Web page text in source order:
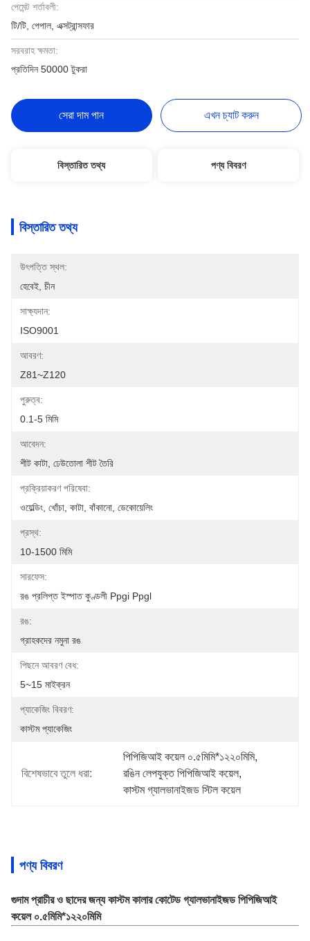
পেমেন্ট শর্তাবলী:
টি/টি, পেপাল, এক্সট্রান্সফার
সরবরাহ ক্ষমতা:
প্রতিদিন 50000 টুকরা
সেরা দাম পান এখন চ্যাট করুন
বিস্তারিত তথ্য পণ্য বিবরণ
বিস্তারিত তথ্য
উৎপত্তি স্থল:
হেবেই, চীন
সাক্ষ্যদান:
ISO9001
আবরণ:
Z81~Z120
পুরুত্ব:
0.1-5 মিমি
আবেদন:
শীট কাটা, ঢেউতোলা শীট তৈরি
প্রক্রিয়াকরণ পরিষেবা:
ওয়েল্ডিং, খোঁচা, কাটা, বাঁকানো, ডেকোয়েলিং
প্রস্থ:
10-1500 মিমি
সারফেস:
রঙ প্রলিপ্ত ইস্পাত কুণ্ডলী Ppgi Ppgl
রঙ:
গ্রাহকদের নমুনা রঙ
পিছনে আবরণ বেধ:
5~15 মাইক্রন
প্যাকেজিং বিবরণ:
কাস্টম প্যাকেজিং
বিশেষভাবে তুলে ধরা:
পিপিজিআই কয়েল ০.৫মিমি*১২২০মিমি,
রঙিন লেপযুক্ত পিপিজিআই কয়েল,
কাস্টম গ্যালভানাইজড স্টিল কয়েল
পণ্য বিবরণ
গুদাম প্রাচীর ও ছাদের জন্য কাস্টম কালার কোটেড গ্যালভানাইজড পিপিজিআই
কয়েল ০.৫মিমি*১২২০মিমি